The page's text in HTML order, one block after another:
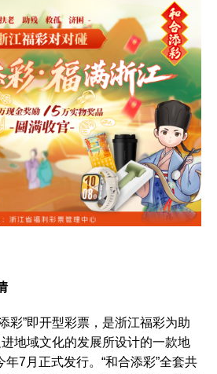
彩”即开型彩票，是浙江福彩为助
进地域文化的发展所设计的一款地
7月正式发行。“和合添彩”全套共